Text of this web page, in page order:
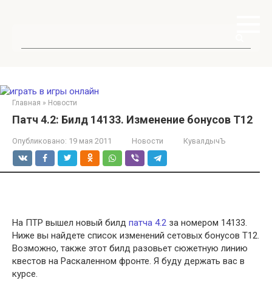
Главная » Новости
Патч 4.2: Билд 14133. Изменение бонусов Т12
Опубликовано: 19 мая 2011 Новости КувалдычЪ
На ПТР вышел новый билд патча 4.2 за номером 14133.
Ниже вы найдете список изменений сетовых бонусов Т12.
Возможно, также этот билд разовьет сюжетную линию
квестов на Раскаленном фронте. Я буду держать вас в
курсе.